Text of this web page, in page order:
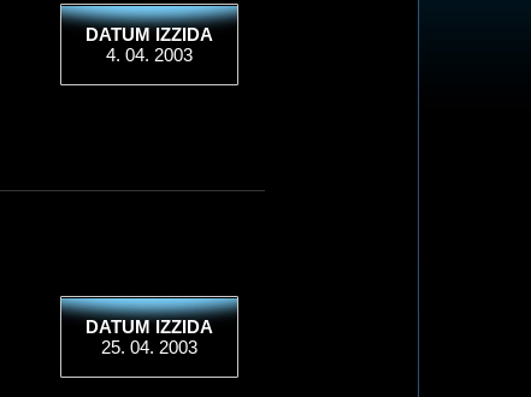
DATUM IZZIDA
4. 04. 2003
DATUM IZZIDA
25. 04. 2003